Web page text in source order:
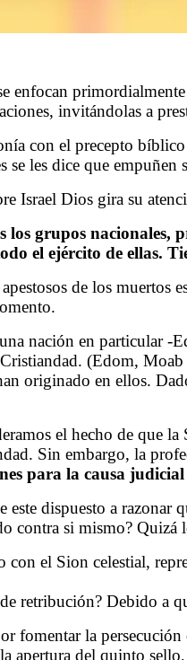
enfocan
invitándolas a
con el precepto
les dice que empuñen
Israel Dios gira su
los grupos
el ejército de ellas.
de los
nación en particular
(Edom,
originado en ellos.
el hecho de que
Sin embargo, la
para la causa judicial
este dispuesto a
contra si mismo? Quizá
con el Sion celestial,
retribución? Debido a
fomentar la
apertura del quinto